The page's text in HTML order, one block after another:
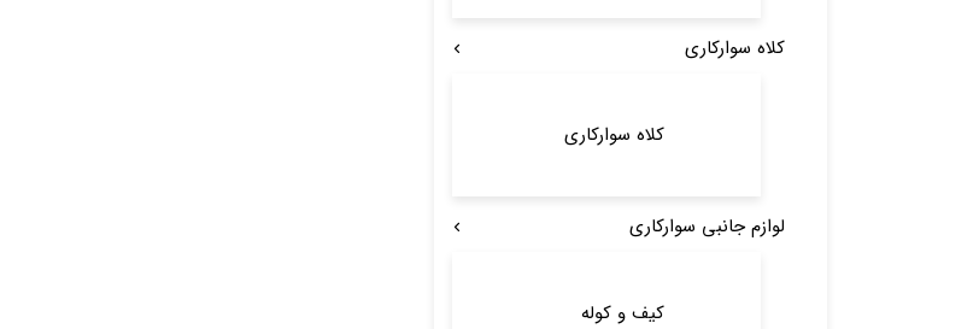
کلاه سوارکاری
کلاه سوارکاری
لوازم جانبی سوارکاری
کیف و کوله